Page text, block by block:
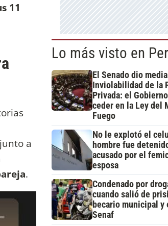
11
a
.
Lo más visto en
El Senado dio
Inviolabilidad de la
Privada: el
ceder en la Ley del
Fuego
No le explotó el
hombre fue
acusado por el
esposa
Condenado por
cuando salió de
becario municipal y
Senaf